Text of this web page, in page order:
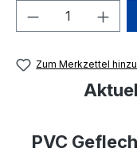
Produkt
Zum Merkzettel
PVC